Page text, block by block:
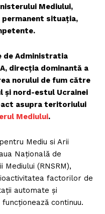
Mediului,
permanent situația,
Administratia
direcția dominantă a
norului de fum către
și nord-estul Ucrainei
asupra teritoriului
Mediului.
Mediu si Arii
Națională de
(RNSRM),
factorilor de
automate și
continuu.